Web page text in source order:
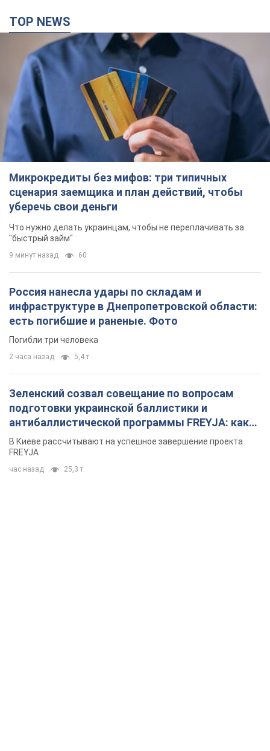
TOP NEWS
Микрокредиты без мифов: три типичных
сценария заемщика и план действий, чтобы
уберечь свои деньги
Что нужно делать украинцам, чтобы не переплачивать за
"быстрый займ"
9 минут назад 60
Россия нанесла удары по складам и
инфраструктуре в Днепропетровской области:
есть погибшие и раненые. Фото
Погибли три человека
2 часа назад 5,4 т.
Зеленский созвал совещание по вопросам
подготовки украинской баллистики и
антибаллистической программы FREYJA: какие
решения готовятся
В Киеве рассчитывают на успешное завершение проекта
FREYJA
час назад 25,3 т.